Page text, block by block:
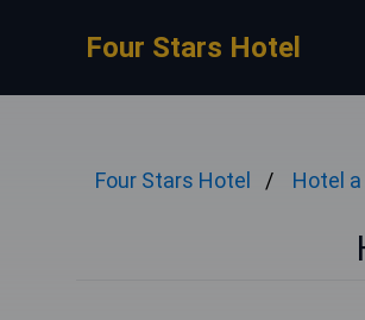
Four Stars Hotel
Four Stars Hotel Hotel